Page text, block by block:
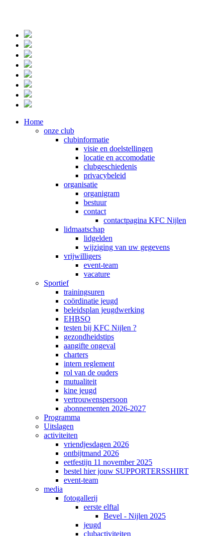
Home
onze club
clubinformatie
visie en doelstellingen
locatie en accomodatie
clubgeschiedenis
privacybeleid
organisatie
organigram
bestuur
contact
contactpagina KFC Nijlen
lidmaatschap
lidgelden
wijziging van uw gegevens
vrijwilligers
event-team
vacature
Sportief
trainingsuren
coördinatie jeugd
beleidsplan jeugdwerking
EHBSO
testen bij KFC Nijlen ?
gezondheidstips
aangifte ongeval
charters
intern reglement
rol van de ouders
mutualiteit
kine jeugd
vertrouwenspersoon
abonnementen 2026-2027
Programma
Uitslagen
activiteiten
vriendjesdagen 2026
ontbijtmand 2026
eetfestijn 11 november 2025
bestel hier jouw SUPPORTERSSHIRT
event-team
media
fotogallerij
eerste elftal
Bevel - Nijlen 2025
jeugd
clubactiviteiten